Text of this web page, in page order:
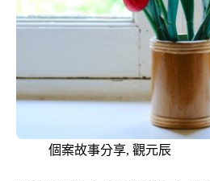
個案故事分享, 觀元辰